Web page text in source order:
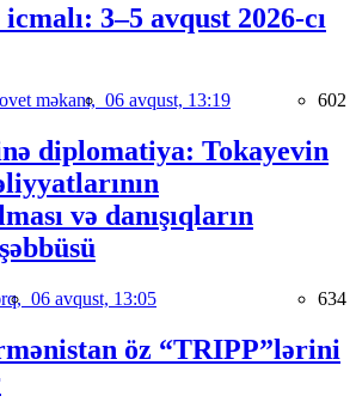
3–5 avqust 2026-cı
məkanı, 06 avqust, 13:19 602
diplomatiya: Tokayevin
və danışıqların
06 avqust, 13:05 634
öz “TRIPP”lərini